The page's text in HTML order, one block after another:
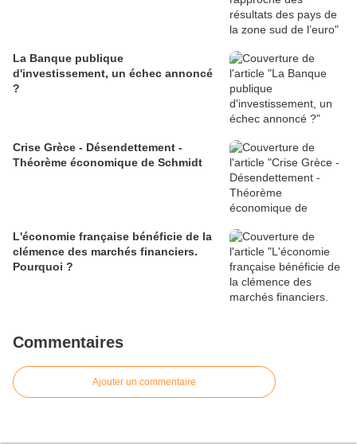
La Banque publique
d'investissement, un échec annoncé
?
Crise Grèce - Désendettement -
Théorème économique de Schmidt
L'économie française bénéficie de la
clémence des marchés financiers.
Pourquoi ?
Commentaires
Ajouter un commentaire